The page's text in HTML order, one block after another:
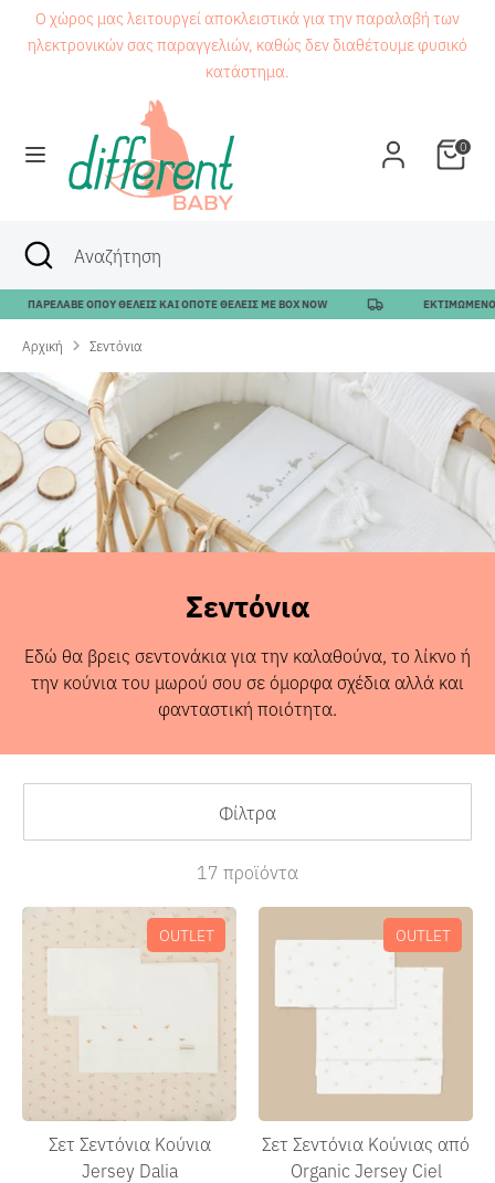
Μετάβαση
Ο χώρος μας λειτουργεί αποκλειστικά για την παραλαβή των
ηλεκτρονικών σας παραγγελιών, καθώς δεν διαθέτουμε φυσικό
κατάστημα.
0
Αναζήτηση
Sales
ΑναζήτησηΑναζήτηση
Κλείσιμο
αναζήτησης
ΟΠΟΥ ΘΕΛΕΙΣ ΚΑΙ ΟΠΟΤΕ ΘΕΛΕΙΣ ΜΕ BOX NOW ΕΚΤΙΜΩΜΕΝΟΣ
Αρχική Σεντόνια
Σεντόνια
Εδώ θα βρεις σεντονάκια για την καλαθούνα, το λίκνο ή
την κούνια του μωρού σου σε όμορφα σχέδια αλλά και
φανταστική ποιότητα.
Φίλτρα
17 προϊόντα
Σετ Σεντόνια Κούνια
Jersey Dalia
OUTLET
Σετ Σεντόνια Κούνιας από
Organic Jersey Ciel
OUTLET